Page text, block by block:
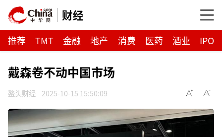
财经
推荐 TMT 金融 地产 消费 医药 酒业 IPO
戴森卷不动中国市场
鳌头财经 2025-10-15 15:50:09